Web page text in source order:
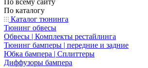
По всему сайту
По каталогу
Каталог тюнинга
Тюнинг обвесы
Обвесы | Комплекты рестайлинга
Тюнинг бамперы | передние и задние
Юбка бампера | Сплиттеры
Диффузоры бампера